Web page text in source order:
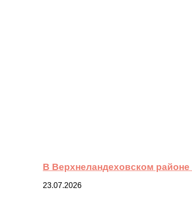
В Верхнеландеховском
23.07.2026